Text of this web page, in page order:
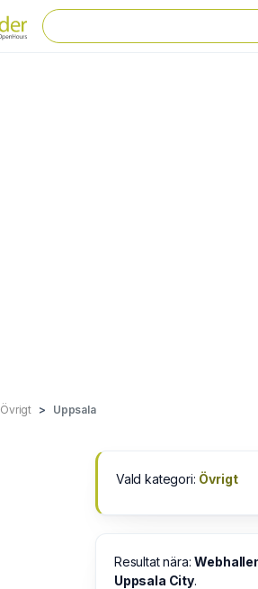
Övrigt Uppsala
Vald kategori: Övrigt
Resultat nära:
Uppsala City.